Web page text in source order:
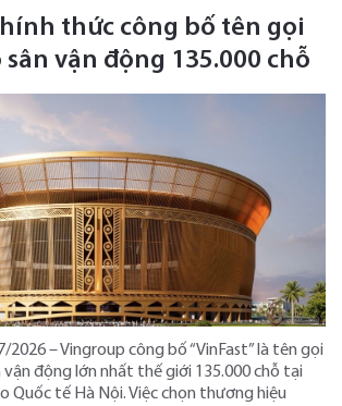
thức công bố tên gọi
vận động 135.000 chỗ
2026 – Vingroup công bố “VinFast” là tên gọi
vận động lớn nhất thế giới 135.000 chỗ tại
Quốc tế Hà Nội. Việc chọn thương hiệu